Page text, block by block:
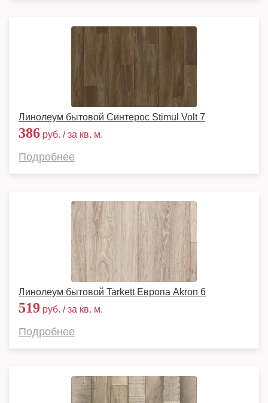
Линолеум бытовой Синтерос Stimul Volt 7
386 руб. / за кв. м.
Подробнее
Линолеум бытовой Tarkett Европа Akron 6
519 руб. / за кв. м.
Подробнее